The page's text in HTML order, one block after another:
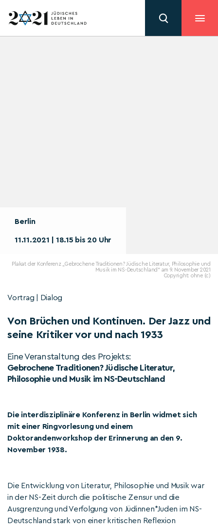
Berlin
11.11.2021 | 18.15 bis 20 Uhr
Plakat der Konferenz „Gebrochene Traditionen? Jüdische Literatur, Philosophie und
Musik im NS-Deutschland“ am 9. November 2021
Copyright: ohne (c)
Vortrag | Dialog
Von Brüchen und Kontinuen. Der Jazz und
seine Kritiker vor und nach 1933
Eine Veranstaltung des Projekts:
Gebrochene Traditionen? Jüdische Literatur,
Philosophie und Musik im NS-Deutschland
Die interdisziplinäre Konferenz in Berlin widmet sich
mit einer Ringvorlesung und einem
Doktorandenworkshop der Erinnerung an den 9.
November 1938.
Die Entwicklung von Literatur, Philosophie und Musik war
in der NS-Zeit durch die politische Zensur und die
Ausgrenzung und Verfolgung von Jüdinnen*Juden im NS-
Deutschland stark von einer kritischen Reflexion